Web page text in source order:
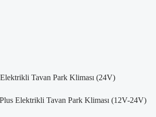
Tavan Park Kliması (24V)
Elektrikli Tavan Park Kliması (12V-24V)